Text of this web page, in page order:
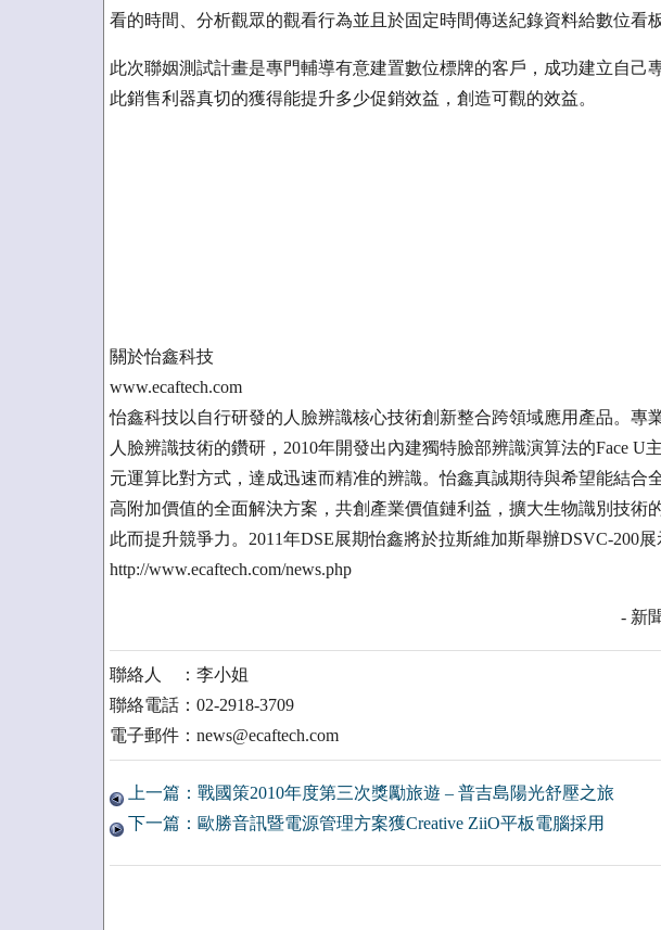
看的時間、分析觀眾的觀看行為並且於固定時間傳送紀錄資料給數位看
此次聯姻測試計畫是專門輔導有意建置數位標牌的客戶，成功建立自己
此銷售利器真切的獲得能提升多少促銷效益，創造可觀的效益。
關於怡鑫科技
www.ecaftech.com
怡鑫科技以自行研發的人臉辨識核心技術創新整合跨領域應用產品。專
人臉辨識技術的鑽研，2010年開發出內建獨特臉部辨識演算法的Face U
元運算比對方式，達成迅速而精准的辨識。怡鑫真誠期待與希望能結合
高附加價值的全面解決方案，共創產業價值鏈利益，擴大生物識別技術
此而提升競爭力。2011年DSE展期怡鑫將於拉斯維加斯舉辦DSVC-200
http://www.ecaftech.com/news.php
- 新
聯絡人 ：李小姐
聯絡電話：02-2918-3709
電子郵件：news@ecaftech.com
上一篇：戰國策2010年度第三次獎勵旅遊 – 普吉島陽光舒壓之旅
下一篇：歐勝音訊暨電源管理方案獲Creative ZiiO平板電腦採用